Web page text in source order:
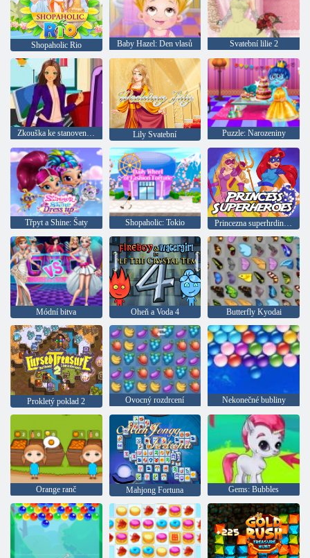
Shopaholic Rio Baby Hazel: Den vlasů Svatební lilie 2
Zkouška ke stanovení povolání Lily Svatební Puzzle: Narozeniny
Třpyt a Shine: Šaty Shopaholic: Tokio Princezna superhrdinové
Módní bitva Oheň a Voda 4 Butterfly Kyodai
Prokletý poklad 2 Ovocný rozdrcení Nekonečné bubliny
Orange ranč Mahjong Fortuna Gems: Bubbles